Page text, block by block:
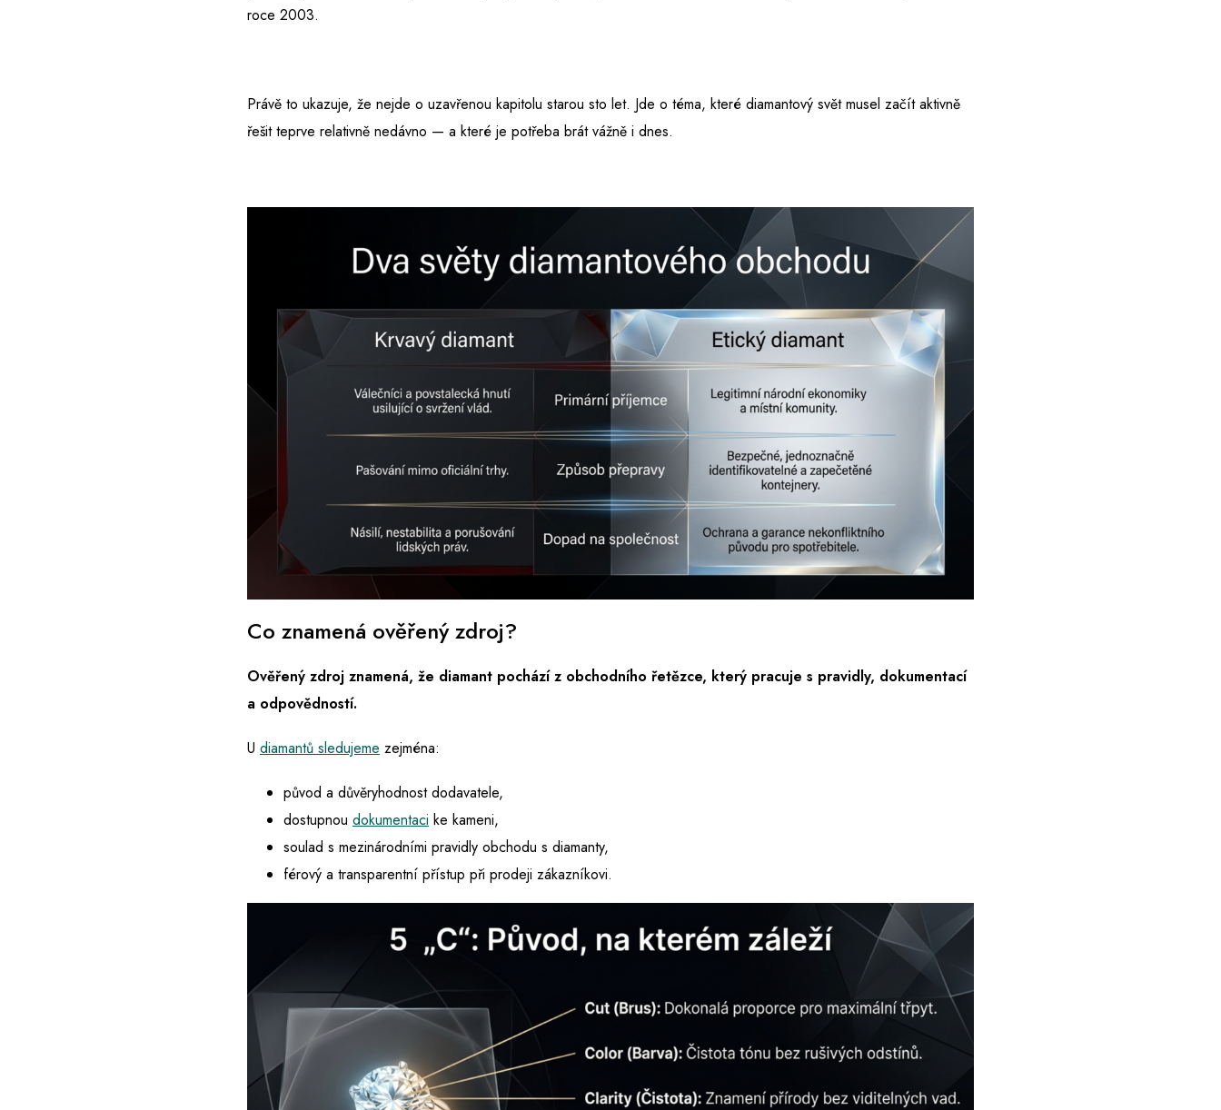
roce 2003.
Právě to ukazuje, že nejde o uzavřenou kapitolu starou sto let. Jde o téma, které diamantový svět musel začít aktivně
řešit teprve relativně nedávno — a které je potřeba brát vážně i dnes.
Co znamená ověřený zdroj?
Ověřený zdroj znamená, že diamant pochází z obchodního řetězce, který pracuje s pravidly, dokumentací
a odpovědností.
U diamantů sledujeme zejména:
původ a důvěryhodnost dodavatele,
dostupnou dokumentaci ke kameni,
soulad s mezinárodními pravidly obchodu s diamanty,
férový a transparentní přístup při prodeji zákazníkovi.